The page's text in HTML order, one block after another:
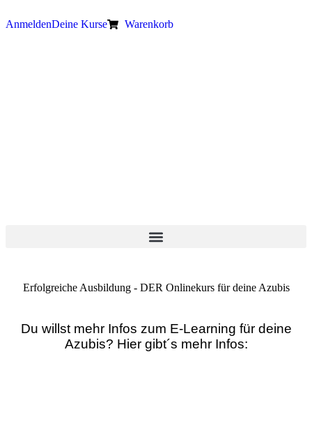
AnmeldenDeine Kurse Warenkorb
Erfolgreiche Ausbildung - DER Onlinekurs für deine Azubis
Du willst mehr Infos zum E-Learning für deine
Azubis? Hier gibt´s mehr Infos: